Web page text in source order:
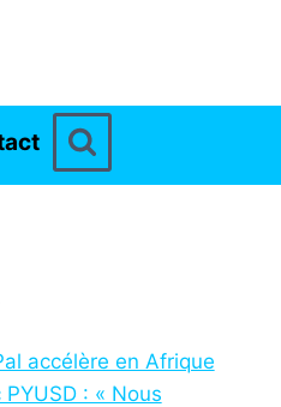
accélère en Afrique
PYUSD : « Nous